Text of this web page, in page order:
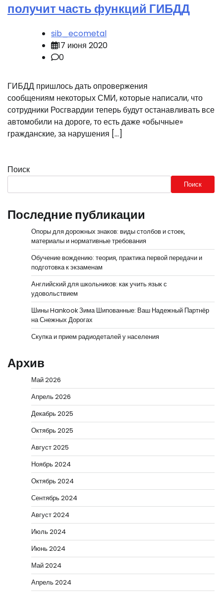
получит часть функций ГИБДД
sib_ecometal
17 июня 2020
0
ГИБДД пришлось дать опровержения
сообщениям некоторых СМИ, которые написали, что
сотрудники Росгвардии теперь будут останавливать все
автомобили на дороге, то есть даже «обычные»
гражданские, за нарушения […]
Поиск
Поиск
Последние публикации
Опоры для дорожных знаков: виды столбов и стоек,
материалы и нормативные требования
Обучение вождению: теория, практика первой передачи и
подготовка к экзаменам
Английский для школьников: как учить язык с
удовольствием
Шины Hankook Зима Шипованные: Ваш Надежный Партнёр
на Снежных Дорогах
Скупка и прием радиодеталей у населения
Архив
Май 2026
Апрель 2026
Декабрь 2025
Октябрь 2025
Август 2025
Ноябрь 2024
Октябрь 2024
Сентябрь 2024
Август 2024
Июль 2024
Июнь 2024
Май 2024
Апрель 2024